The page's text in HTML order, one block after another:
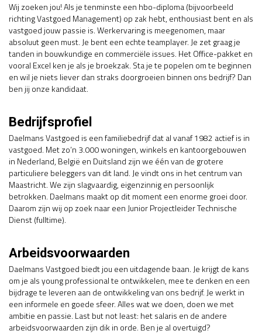
Wij zoeken jou! Als je tenminste een hbo-diploma (bijvoorbeeld
richting Vastgoed Management) op zak hebt, enthousiast bent en als
vastgoed jouw passie is. Werkervaring is meegenomen, maar
absoluut geen must. Je bent een echte teamplayer. Je zet graag je
tanden in bouwkundige en commerciële issues. Het Office-pakket en
vooral Excel ken je als je broekzak. Sta je te popelen om te beginnen
en wil je niets liever dan straks doorgroeien binnen ons bedrijf? Dan
ben jij onze kandidaat.
Bedrijfsprofiel
Daelmans Vastgoed is een familiebedrijf dat al vanaf 1982 actief is in
vastgoed. Met zo’n 3.000 woningen, winkels en kantoorgebouwen
in Nederland, België en Duitsland zijn we één van de grotere
particuliere beleggers van dit land. Je vindt ons in het centrum van
Maastricht. We zijn slagvaardig, eigenzinnig en persoonlijk
betrokken. Daelmans maakt op dit moment een enorme groei door.
Daarom zijn wij op zoek naar een Junior Projectleider Technische
Dienst (fulltime).
Arbeidsvoorwaarden
Daelmans Vastgoed biedt jou een uitdagende baan. Je krijgt de kans
om je als young professional te ontwikkelen, mee te denken en een
bijdrage te leveren aan de ontwikkeling van ons bedrijf. Je werkt in
een informele en goede sfeer. Alles wat we doen, doen we met
ambitie en passie. Last but not least: het salaris en de andere
arbeidsvoorwaarden zijn dik in orde. Ben je al overtuigd?